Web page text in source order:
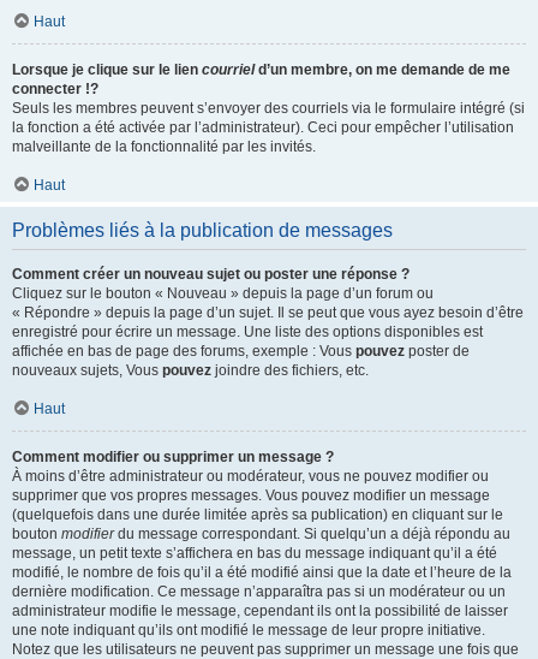
Haut
Lorsque je clique sur le lien courrield’un membre, on me demande de me
connecter !?
Seuls les membres peuvent s’envoyer des courriels via le formulaire intégré (si
la fonction a été activée par l’administrateur). Ceci pour empêcher l’utilisation
malveillante de la fonctionnalité par les invités.
Haut
Problèmes liés à la publication de messages
Comment créer un nouveau sujet ou poster une réponse ?
Cliquez sur le bouton « Nouveau » depuis la page d’un forum ou
« Répondre » depuis la page d’un sujet. Il se peut que vous ayez besoin d’être
enregistré pour écrire un message. Une liste des options disponibles est
affichée en bas de page des forums, exemple : Vous pouvez poster de
nouveaux sujets, Vous pouvez joindre des fichiers, etc.
Haut
Comment modifier ou supprimer un message ?
À moins d’être administrateur ou modérateur, vous ne pouvez modifier ou
supprimer que vos propres messages. Vous pouvez modifier un message
(quelquefois dans une durée limitée après sa publication) en cliquant sur le
bouton modifierdu message correspondant. Si quelqu’un a déjà répondu au
message, un petit texte s’affichera en bas du message indiquant qu’il a été
modifié, le nombre de fois qu’il a été modifié ainsi que la date et l’heure de la
dernière modification. Ce message n’apparaîtra pas si un modérateur ou un
administrateur modifie le message, cependant ils ont la possibilité de laisser
une note indiquant qu’ils ont modifié le message de leur propre initiative.
Notez que les utilisateurs ne peuvent pas supprimer un message une fois que